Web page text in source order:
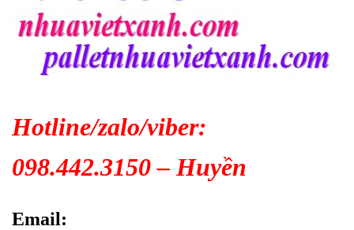
Hotline/zalo/viber:
098.442.3150 – Huyền
Email: